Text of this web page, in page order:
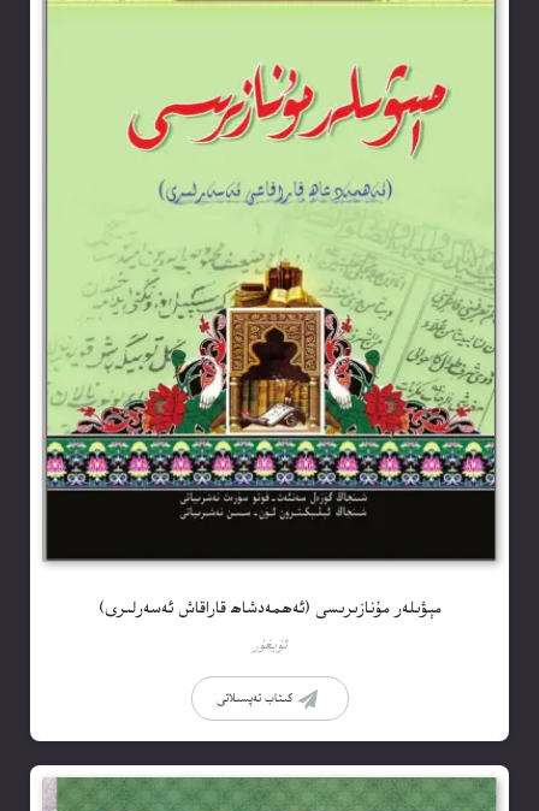
مېۋىلەر مۇنازىرىسى (ئەھمەدشاھ قاراقاش ئەسەرلىرى)
ئۇيغۇر
كىتاب تەپسىلاتى